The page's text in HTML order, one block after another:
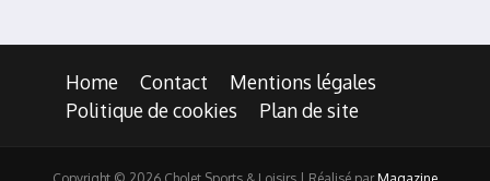
Home Contact
Mentions légales
Politique de cookies
Plan de site